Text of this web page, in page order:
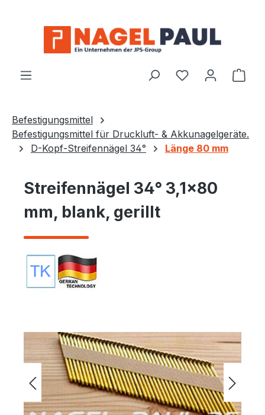
Befestigungsmittel
Befestigungsmittel für Druckluft- & Akkunagelgeräte.
D-Kopf-Streifennägel 34°
Länge 80 mm
Streifennägel 34° 3,1×80
mm, blank, gerillt